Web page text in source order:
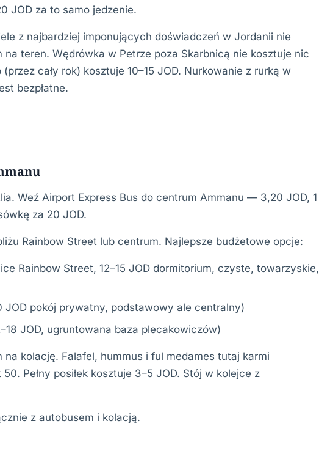
JOD za to samo jedzenie.
z najbardziej imponujących doświadczeń w Jordanii nie
teren. Wędrówka w Petrze poza Skarbnicą nie kosztuje nic
cały rok) kosztuje 10–15 JOD. Nurkowanie z rurką w
bezpłatne.
Weź Airport Express Bus do centrum Ammanu — 3,20 JOD, 1
za 20 JOD.
Rainbow Street lub centrum. Najlepsze budżetowe opcje:
Rainbow Street, 12–15 JOD dormitorium, czyste, towarzyskie,
JOD pokój prywatny, podstawowy ale centralny)
JOD, ugruntowana baza plecakowiczów)
kolację. Falafel, hummus i ful medames tutaj karmi
Pełny posiłek kosztuje 3–5 JOD. Stój w kolejce z
z autobusem i kolacją.